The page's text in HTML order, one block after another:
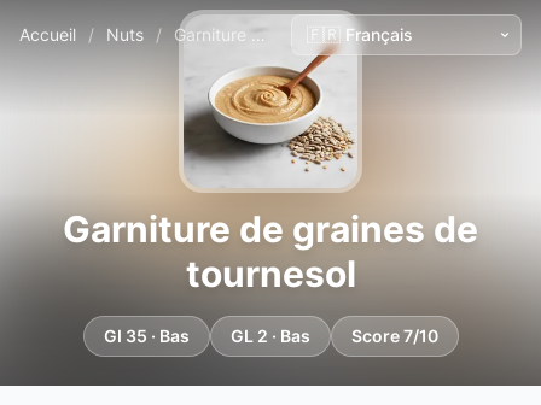
Accueil / Nuts / Garniture de graines de tournesol
Garniture de graines de
tournesol
GI 35 · Bas GL 2 · Bas Score 7/10